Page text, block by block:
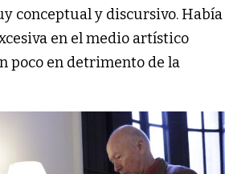
conceptual y discursivo. Había
en el medio artístico
poco en detrimento de la